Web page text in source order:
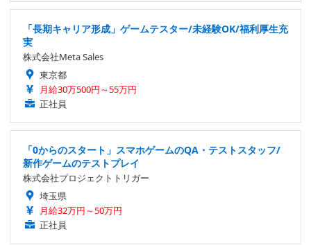
「長期キャリア形成」ゲームテスター/未経験OK/福利厚生充
実
株式会社Meta Sales
東京都
月給30万500円～55万円
正社員
「0からのスタート」スマホゲームのQA・テストスタッフ/
新作ゲームのテストプレイ
株式会社プロジェクトトリガー
埼玉県
月給32万円～50万円
正社員